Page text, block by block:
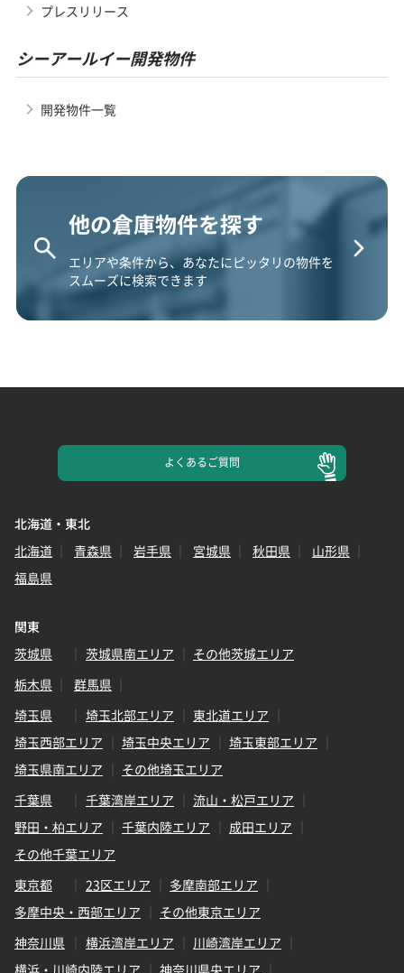
プレスリリース
シーアールイー開発物件
開発物件一覧
他の倉庫物件を探す
エリアや条件から、あなたにピッタリの物件を
スムーズに検索できます
よくあるご質問
北海道・東北
北海道
青森県 岩手県 宮城県 秋田県
山形県
福島県
関東
茨城県
茨城県南エリア
その他茨城エリア
栃木県
群馬県
埼玉県
埼玉北部エリア
東北道エリア
埼玉西部エリア
埼玉中央エリア
埼玉東部エリア
埼玉県南エリア
その他埼玉エリア
千葉県
千葉湾岸エリア
流山・松戸エリア
野田・柏エリア
千葉内陸エリア
成田エリア
その他千葉エリア
東京都
23区エリア
多摩南部エリア
多摩中央・西部エリア
その他東京エリア
神奈川県
横浜湾岸エリア
川崎湾岸エリア
横浜・川崎内陸エリア
神奈川県央エリア